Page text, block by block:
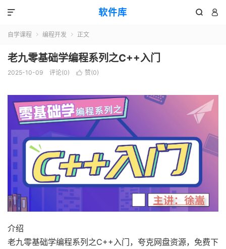
软件库  

自学课程  编程开发  正文
老九零基础学编程系列之C++入门
2025-10-09 评论(0)  赞(0)
介绍
老九零基础学编程系列之C++入门，夸克网盘资源，免费下